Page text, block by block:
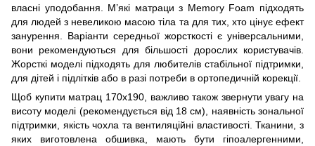
власні уподобання. М’які матраци з Memory Foam підходять
для людей з невеликою масою тіла та для тих, хто цінує ефект
занурення. Варіанти середньої жорсткості є універсальними,
вони рекомендуються для більшості дорослих користувачів.
Жорсткі моделі підходять для любителів стабільної підтримки,
для дітей і підлітків або в разі потреби в ортопедичній корекції.
Щоб купити матрац 170x190, важливо також звернути увагу на
висоту моделі (рекомендується від 18 см), наявність зональної
підтримки, якість чохла та вентиляційні властивості. Тканини, з
яких виготовлена обшивка, мають бути гіпоалергенними,